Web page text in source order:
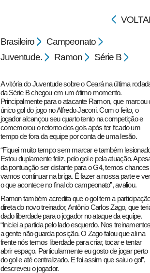
pecbol.com
Brasileiro
Campeonato
Juventude.
Ramon Série B
A vitória do Juventude sobre o Ceará na última
da Série B chegou em um ótimo momento.
Principalmente para o atacante Ramon, que marcou
único gol do jogo no Alfredo Jaconi. Com o feito, o
jogador alcançou seu quarto tento na competição e
comemorou o retorno dos gols após ter ficado um
tempo de fora da equipe por conta de uma lesão.
“Fiquei muito tempo sem marcar e também
Estou duplamente feliz, pelo gol e pela atuação.
da pontuação ser distante para o G4, temos
vamos continuar na briga. É fazer a nossa parte e ver
o que acontece no final do campeonato”, avaliou.
Ramon também acredita que o gol tem a
direta do novo treinador, Antônio Carlos Zago, que
dado liberdade para o jogador no ataque da equipe.
“Iniciei a partida pelo lado esquerdo. Nos
a gente não guarda posição. O Zago falou que ali na
frente nós temos liberdade para criar, tocar e tentar
abrir espaço. Particularmente eu gosto de jogar perto
do gol e até centralizado. E foi assim que saiu o gol”,
descreveu o jogador.